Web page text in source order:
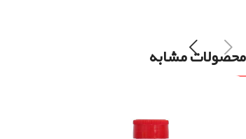
محصولات مشابه